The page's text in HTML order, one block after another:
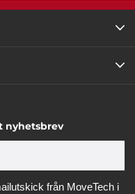
nyhetsbrev
från MoveTech i